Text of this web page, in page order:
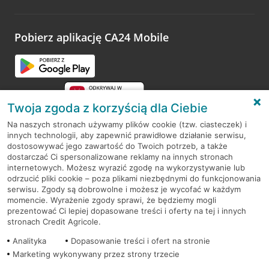
opinie.
Pobierz aplikację CA24 Mobile
RODO
Regulamin serwisu
Mapa serwisu
PolitykaCookies
Twoja zgoda z korzyścią dla Ciebie
Na naszych stronach używamy plików cookie (tzw. ciasteczek) i
innych technologii, aby zapewnić prawidłowe działanie serwisu,
dostosowywać jego zawartość do Twoich potrzeb, a także
dostarczać Ci spersonalizowane reklamy na innych stronach
internetowych. Możesz wyrazić zgodę na wykorzystywanie lub
odrzucić pliki cookie – poza plikami niezbędnymi do funkcjonowania
serwisu. Zgody są dobrowolne i możesz je wycofać w każdym
momencie. Wyrażenie zgody sprawi, że będziemy mogli
prezentować Ci lepiej dopasowane treści i oferty na tej i innych
stronach Credit Agricole.
Analityka
Dopasowanie treści i ofert na stronie
Marketing wykonywany przez strony trzecie